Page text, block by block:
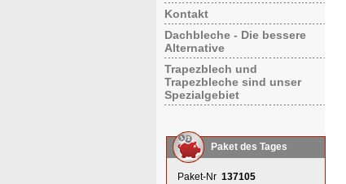
Kontakt
Dachbleche - Die bessere
Alternative
Trapezblech und
Trapezbleche sind unser
Spezialgebiet
Paket des Tages
Paket-Nr 137105